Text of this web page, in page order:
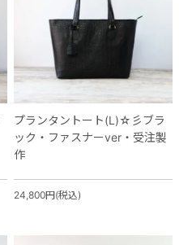
プランタントート(L)☆彡ブラ
ック・ファスナーver・受注製
作
24,800円(税込)